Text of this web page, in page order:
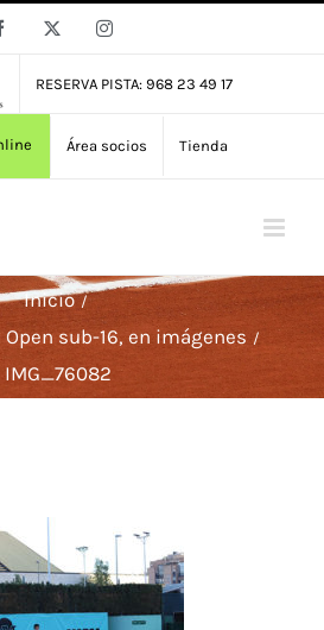
Facebook Instagram
RESERVA PISTA: 968 23 49 17
Área socios Tienda
Inicio
sub-16, en imágenes
IMG_76082